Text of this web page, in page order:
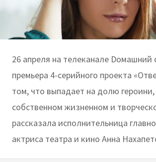
26 апреля на телеканале Dомашний
премьера 4-серийного проекта
том, что выпадает на долю
собственном жизненном и
рассказала исполнительница
актриса театра и кино Анна